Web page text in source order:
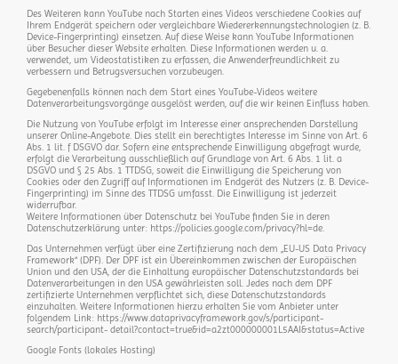
Des Weiteren kann YouTube nach Starten eines Videos verschiedene Cookies auf
Ihrem Endgerät speichern oder vergleichbare Wiedererkennungstechnologien (z. B.
Device-Fingerprinting) einsetzen. Auf diese Weise kann YouTube Informationen
über Besucher dieser Website erhalten. Diese Informationen werden u. a.
verwendet, um Videostatistiken zu erfassen, die Anwenderfreundlichkeit zu
verbessern und Betrugsversuchen vorzubeugen.
Gegebenenfalls können nach dem Start eines YouTube-Videos weitere
Datenverarbeitungsvorgänge ausgelöst werden, auf die wir keinen Einfluss haben.
Die Nutzung von YouTube erfolgt im Interesse einer ansprechenden Darstellung
unserer Online-Angebote. Dies stellt ein berechtigtes Interesse im Sinne von Art. 6
Abs. 1 lit. f DSGVO dar. Sofern eine entsprechende Einwilligung abgefragt wurde,
erfolgt die Verarbeitung ausschließlich auf Grundlage von Art. 6 Abs. 1 lit. a
DSGVO und § 25 Abs. 1 TTDSG, soweit die Einwilligung die Speicherung von
Cookies oder den Zugriff auf Informationen im Endgerät des Nutzers (z. B. Device-
Fingerprinting) im Sinne des TTDSG umfasst. Die Einwilligung ist jederzeit
widerrufbar.
Weitere Informationen über Datenschutz bei YouTube finden Sie in deren
Datenschutzerklärung unter: https://policies.google.com/privacy?hl=de.
Das Unternehmen verfügt über eine Zertifizierung nach dem „EU-US Data Privacy
Framework“ (DPF). Der DPF ist ein Übereinkommen zwischen der Europäischen
Union und den USA, der die Einhaltung europäischer Datenschutzstandards bei
Datenverarbeitungen in den USA gewährleisten soll. Jedes nach dem DPF
zertifizierte Unternehmen verpflichtet sich, diese Datenschutzstandards
einzuhalten. Weitere Informationen hierzu erhalten Sie vom Anbieter unter
folgendem Link: https://www.dataprivacyframework.gov/s/participant-
search/participant- detail?contact=true&id=a2zt000000001L5AAI&status=Active
Google Fonts (lokales Hosting)